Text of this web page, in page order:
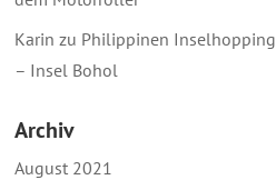
Karin zu Philippinen Inselhopping
– Insel Bohol
Archiv
August 2021